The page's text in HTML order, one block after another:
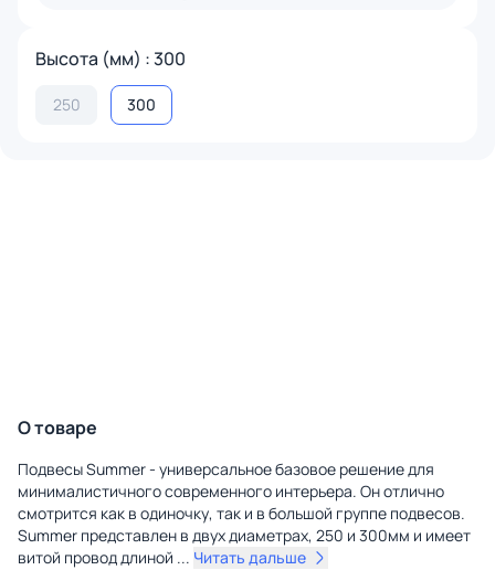
Высота (мм) : 300
250 300
О товаре
Подвесы Summer - универсальное базовое решение для
минималистичного современного интерьера. Он отлично
смотрится как в одиночку, так и в большой группе подвесов.
Summer представлен в двух диаметрах, 250 и 300мм и имеет
витой провод длиной ... Читать дальше